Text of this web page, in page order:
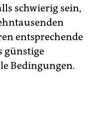
schwierig sein,
entsprechende
günstige
Bedingungen.